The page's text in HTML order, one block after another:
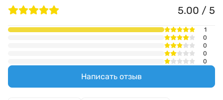
5.00 / 5
1
0
0
0
0
Написать отзыв